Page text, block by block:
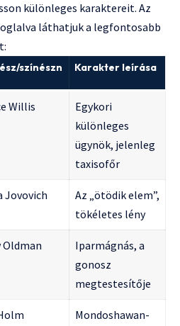
különleges karaktereit. Az
láthatjuk a legfontosabb
színészn
Karakter leírása
Willis
Egykori
különleges
ügynök, jelenleg
taxisofőr
Jovovich
Az „ötödik elem”,
tökéletes lény
Oldman
Iparmágnás, a
gonosz
megtestesítője
Mondoshawan-